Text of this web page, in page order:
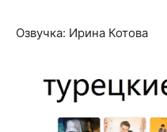
Озвучка: Ирина Котова